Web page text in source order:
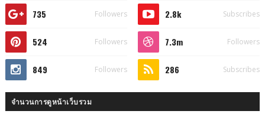
735 Followers 2.8k Subscribes
524 Followers 7.3m Followers
849 Followers 286 Subscribes
จำนวนการดูหน้าเว็บรวม